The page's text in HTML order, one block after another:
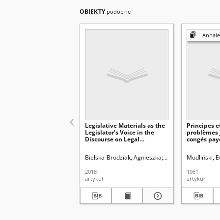
OBIEKTY podobne
Legislative Materials as the
Legislator’s Voice in the
Discourse on Legal
Bielska-Brodziak, Agnieszka Tkacz, Sławomir
2018
artykuł
Annales
Principes
congés
Modliński,
1961
artykuł